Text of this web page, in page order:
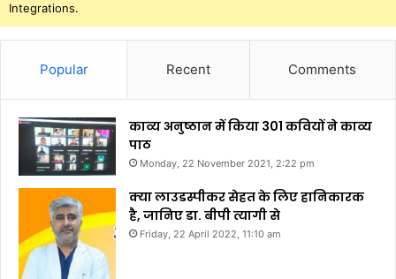
Integrations.
Popular Recent Comments
काव्य अनुष्ठान में किया 301 कवियों ने काव्य
पाठ
Monday, 22 November 2021, 2:22 pm
क्या लाउडस्पीकर सेहत के लिए हानिकारक
है, जानिए डा. बीपी त्यागी से
Friday, 22 April 2022, 11:10 am